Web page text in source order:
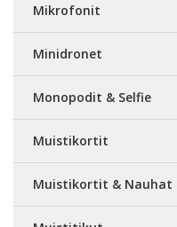
Mikrofonit
Minidronet
Monopodit & Selfie
Muistikortit
Muistikortit & Nauhat